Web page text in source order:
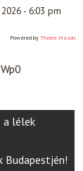
- 6:03 pm
Powered by Theme Mason
a lélek
Budapestjén!